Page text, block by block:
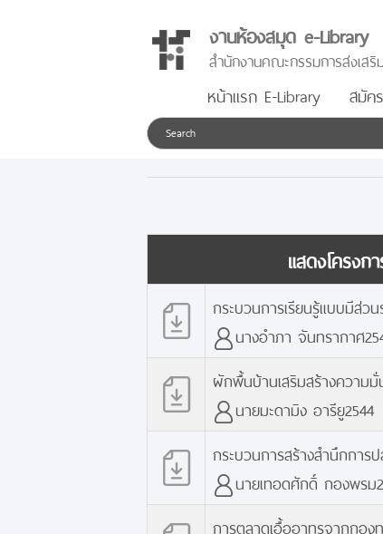
งานห้องสมุด e-Library
สำนักงานคณะกรรมการส่งเส
หน้าแรก E-Library สมัค
แสดงโครงก
กระบวนการเรียนรู้แบบมีส่ว
นางอำภา จันทรากาศ
ผักพื้นบ้านเสริมสร้างความ
นายมะดามิง อารียู2544
กระบวนการสร้างสำนึกกา
นายเทอดศักดิ์ กองพรม
การตลาดเอื้ออาทรจากกอ